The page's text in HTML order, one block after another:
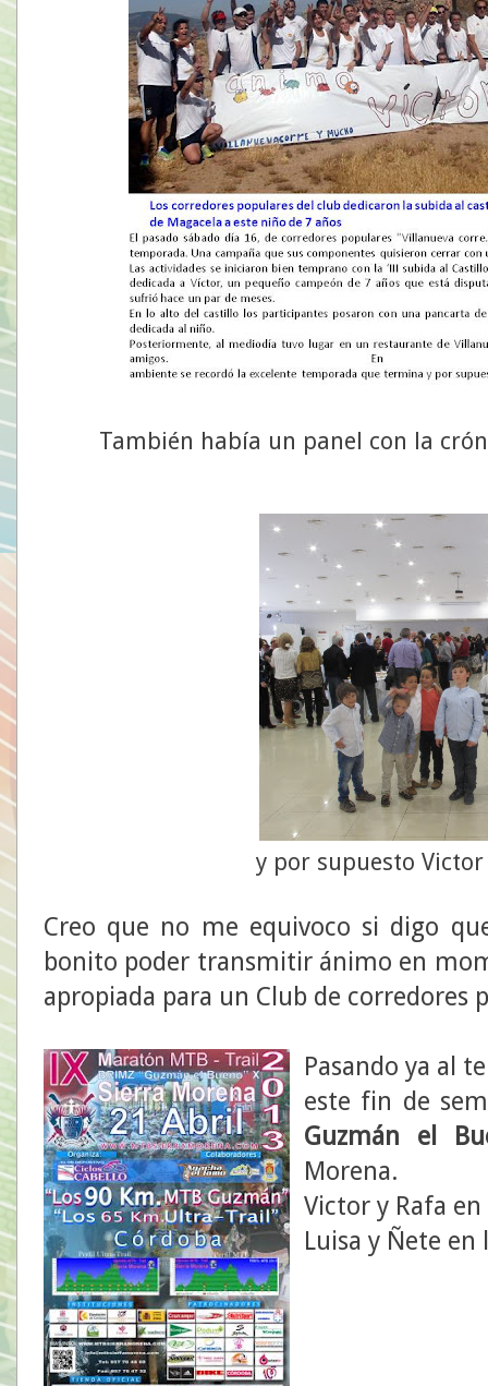
También había un panel con la
y por supuesto
Creo que no me equivoco si digo
bonito poder transmitir ánimo en
apropiada para un Club de corredores
Pasando ya al
este fin de
Guzmán el
Morena.
Victor y Rafa
Luisa y Ñete en